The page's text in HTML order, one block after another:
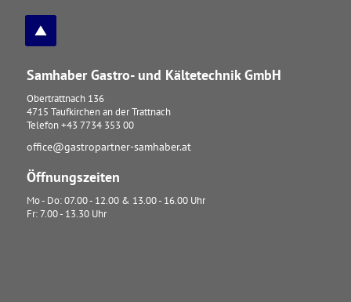
Samhaber Gastro- und Kältetechnik GmbH
Obertrattnach 136
4715 Taufkirchen an der Trattnach
Telefon +43 7734 353 00
office@gastropartner-samhaber.at
Öffnungszeiten
Mo - Do: 07.00 - 12.00 & 13.00 - 16.00 Uhr
Fr: 7.00 - 13.30 Uhr